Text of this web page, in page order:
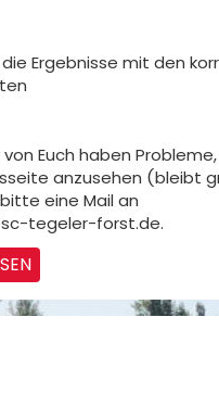
Ergebnisse mit den
Euch haben
anzusehen (bleibt
eine Mail an
tegeler-forst.de.